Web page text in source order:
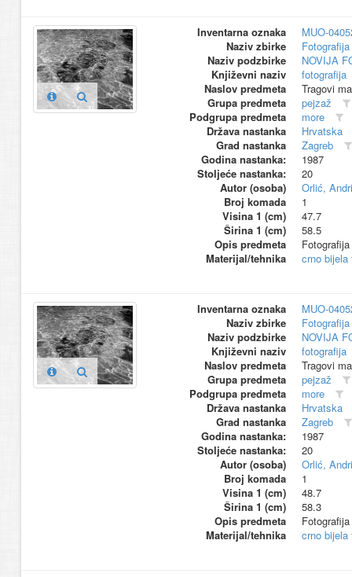
Inventarna oznaka
MUO-
Naziv zbirke
Naziv podzbirke
NOVIJA
Književni naziv
fotografija
Naslov predmeta
Tragovi
Grupa predmeta
pejzaž
Podgrupa predmeta
more
Država nastanka
Hrvatska
Grad nastanka
Zagreb
Godina nastanka:
1987
Stoljeće nastanka:
20
Autor (osoba)
Orlić,
Broj komada
1
Visina 1 (cm)
47.7
Širina 1 (cm)
58.5
Opis predmeta
Materijal/tehnika
crno bijela
Inventarna oznaka
MUO-
Naziv zbirke
Naziv podzbirke
NOVIJA
Književni naziv
fotografija
Naslov predmeta
Tragovi
Grupa predmeta
pejzaž
Podgrupa predmeta
more
Država nastanka
Hrvatska
Grad nastanka
Zagreb
Godina nastanka:
1987
Stoljeće nastanka:
20
Autor (osoba)
Orlić,
Broj komada
1
Visina 1 (cm)
48.7
Širina 1 (cm)
58.3
Opis predmeta
Materijal/tehnika
crno bijela